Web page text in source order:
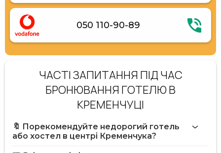
050 110-90-89
ЧАСТІ ЗАПИТАННЯ ПІД ЧАС
БРОНЮВАННЯ ГОТЕЛЮ В
КРЕМЕНЧУЦІ
🔖 Порекомендуйте недорогий готель
або хостел в центрі Кременчука?